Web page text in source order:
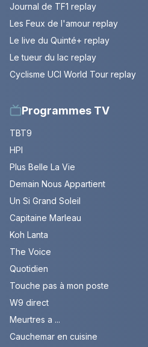
Journal de TF1 replay
Les Feux de l'amour replay
Le live du Quinté+ replay
Le tueur du lac replay
Cyclisme UCI World Tour replay
Programmes TV
TBT9
HPI
Plus Belle La Vie
Demain Nous Appartient
Un Si Grand Soleil
Capitaine Marleau
Koh Lanta
The Voice
Quotidien
Touche pas à mon poste
W9 direct
Meurtres a ...
Cauchemar en cuisine